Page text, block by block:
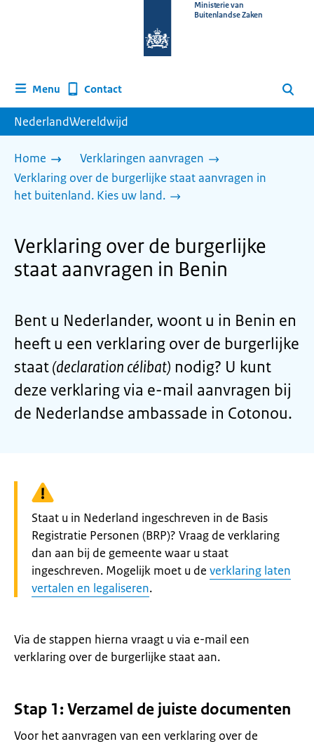
homepage
Ministerie van
Buitenlandse Zaken
Menu Contact Zoeken
NederlandWereldwijd
Home
Verklaringen aanvragen
Verklaring over de burgerlijke staat aanvragen in
het buitenland. Kies uw land.
Verklaring over de burgerlijke
staat aanvragen in Benin
Bent u Nederlander, woont u in Benin en
heeft u een verklaring over de burgerlijke
staat(declaration célibat) nodig? U kunt
deze verklaring via e-mail aanvragen bij
de Nederlandse ambassade in Cotonou.
Waarschuwing:
Staat u in Nederland ingeschreven in de Basis
Registratie Personen (BRP)? Vraag de verklaring
dan aan bij de gemeente waar u staat
ingeschreven. Mogelijk moet u de verklaring laten
vertalen en legaliseren.
Via de stappen hierna vraagt u via e-mail een
verklaring over de burgerlijke staat aan.
Stap 1: Verzamel de juiste documenten
Voor het aanvragen van een verklaring over de